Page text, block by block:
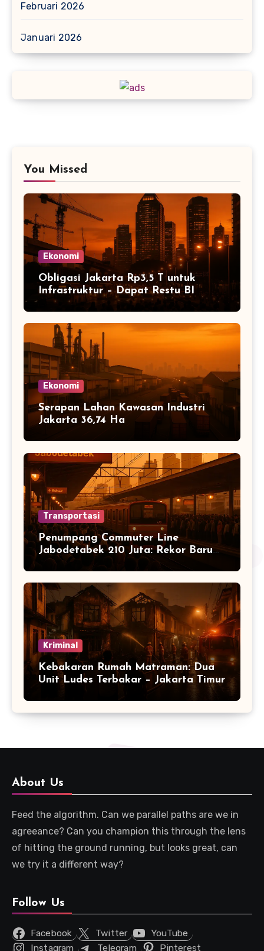
Februari 2026
Januari 2026
You Missed
Ekonomi
Obligasi Jakarta Rp3,5 T untuk
Infrastruktur – Dapat Restu BI
Ekonomi
Serapan Lahan Kawasan Industri
Jakarta 36,74 Ha
Transportasi
Penumpang Commuter Line
Jabodetabek 210 Juta: Rekor Baru
Warga Jabodetabek
Kriminal
Kebakaran Rumah Matraman: Dua
Unit Ludes Terbakar – Jakarta Timur
About Us
Feed the algorithm. Can we parallel paths are we in
agreeance? Can you champion this through the lens
of hitting the ground running, but looks great, can
we try it a different way?
Follow Us
Facebook Twitter
YouTube
Instagram
Telegram Pinterest